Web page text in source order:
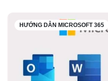
HƯỚNG DẪN MICROSOFT 365